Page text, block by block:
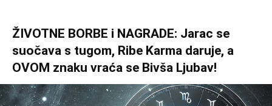
ŽIVOTNE BORBE i NAGRADE: Jarac se
suočava s tugom, Ribe Karma daruje, a
OVOM znaku vraća se Bivša Ljubav!